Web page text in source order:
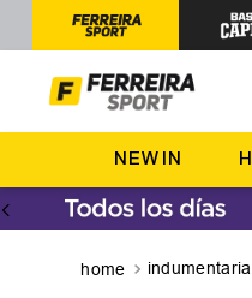
NEW IN
indumentaria